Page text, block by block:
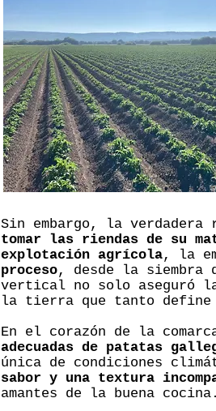
Sin embargo, la verdadera
tomar las riendas de su
explotación agrícola, la
proceso, desde la
vertical no solo aseguró
la tierra que tanto define
En el corazón de la
adecuadas de patatas
única de condiciones
sabor y una textura
amantes de la buena cocina.